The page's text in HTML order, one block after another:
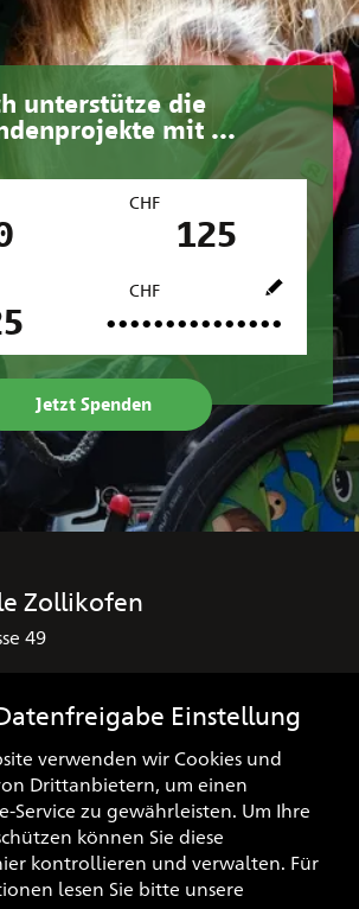
unterstütze die
mit ...
CHF
125
CHF
Jetzt Spenden
Zollikofen
49
0000 3000 0974 3
Einstellung
verwenden wir Cookies und
Drittanbietern, um einen
Service zu gewährleisten. Um Ihre
können Sie diese
kontrollieren und verwalten. Für
lesen Sie bitte unsere